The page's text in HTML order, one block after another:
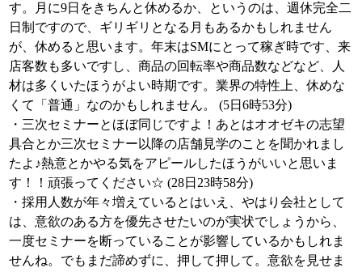
す。月に9日をきちんと休めるか、というのは、週休完全二
日制ですので、ギリギリとなる月もあるかもしれません
が、休めると思います。年末はSMにとって稼ぎ時です、来
店客数も多いですし、商品の回転率や商品数などなど、人
材は多くいたほうがよい時期です。業界の特性上、休めな
くて「普通」なのかもしれません。 (5日6時53分)
・三次セミナーとほぼ同じですよ！あとはオオゼキの志望
具合とか三次セミナー以降の店舗見学のことを聞かれまし
たよ♪熱意とかやる気をアピールしたほうがいいと思いま
す！！頑張ってください☆ (28日23時58分)
・採用人数が年々増えているとはいえ、やはり会社として
は、意欲のある方を優先させたいのが実状でしょうから、
一度セミナーを断っていることが影響しているかもしれま
せんね。でもまだ諦めずに、押して押して。意欲を見せま